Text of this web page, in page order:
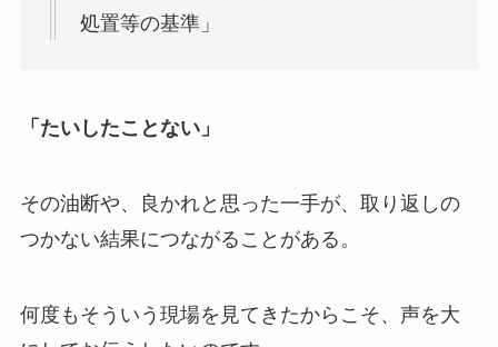
処置等の基準」
「たいしたことない」
その油断や、良かれと思った一手が、取り返しの
つかない結果につながることがある。
何度もそういう現場を見てきたからこそ、声を大